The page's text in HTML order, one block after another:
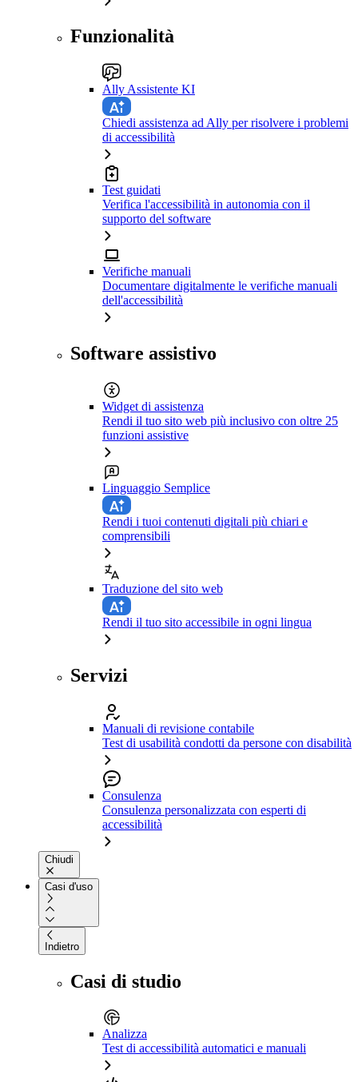
Funzionalità
Ally Assistente KI
Chiedi assistenza ad Ally per risolvere i problemi
di accessibilità
Test guidati
Verifica l'accessibilità in autonomia con il
supporto del software
Verifiche manuali
Documentare digitalmente le verifiche manuali
dell'accessibilità
Software assistivo
Widget di assistenza
Rendi il tuo sito web più inclusivo con oltre 25
funzioni assistive
Linguaggio Semplice
Rendi i tuoi contenuti digitali più chiari e
comprensibili
Traduzione del sito web
Rendi il tuo sito accessibile in ogni lingua
Servizi
Manuali di revisione contabile
Test di usabilità condotti da persone con disabilità
Consulenza
Consulenza personalizzata con esperti di
accessibilità
Chiudi
Casi d'uso
Indietro
Casi di studio
Analizza
Test di accessibilità automatici e manuali